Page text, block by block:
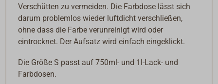
Verschütten zu vermeiden. Die Farbdose lässt sich
darum problemlos wieder luftdicht verschließen,
ohne dass die Farbe verunreinigt wird oder
eintrocknet. Der Aufsatz wird einfach eingeklickt.
Die Größe S passt auf 750ml- und 1l-Lack- und
Farbdosen.